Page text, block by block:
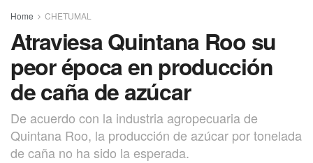
Home CHETUMAL
Atraviesa Quintana Roo su
peor época en producción
de caña de azúcar
De acuerdo con la industria agropecuaria de
Quintana Roo, la producción de azúcar por tonelada
de caña no ha sido la esperada.